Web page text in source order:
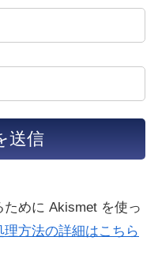
めに Akismet を使っ
方法の詳細はこちら